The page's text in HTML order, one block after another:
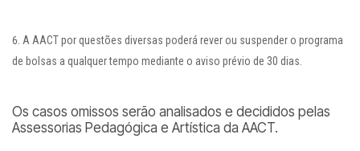
A AACT por questões diversas poderá rever ou suspender o programa
de bolsas a qualquer tempo mediante o aviso prévio de 30 dias.
Os casos omissos serão analisados e decididos pelas
Assessorias Pedagógica e Artística da AACT.